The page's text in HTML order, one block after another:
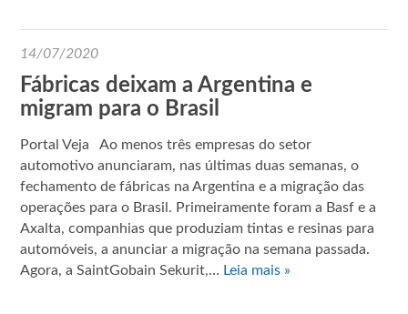
14/07/2020
Fábricas deixam a Argentina e
migram para o Brasil
Portal Veja Ao menos três empresas do setor
automotivo anunciaram, nas últimas duas semanas, o
fechamento de fábricas na Argentina e a migração das
operações para o Brasil. Primeiramente foram a Basf e a
Axalta, companhias que produziam tintas e resinas para
automóveis, a anunciar a migração na semana passada.
Agora, a SaintGobain Sekurit,… Leia mais »